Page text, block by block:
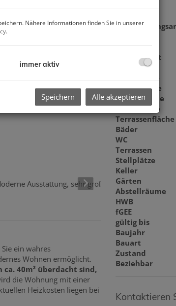
ein wahres
Wohnen ermöglicht.
ca. 40m² überdacht sind,
die Wohnung mit einer
Heizkosten liegen bei
Objektnr.
Nutzungsart
Fläche
Grundfläche
Gartenfläche
Kellerfläche
Terrassenfläche
Bäder
WC
Terrassen
Stellplätze
Keller
Gärten
Abstellräume
HWB
fGEE
gültig bis
Baujahr
Bauart
Zustand
Beziehbar
Kontaktieren
Nähere Informationen finden Sie in unserer
.
immer aktiv
Speichern Alle akzeptieren